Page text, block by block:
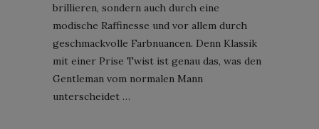
brillieren, sondern auch durch eine
modische Raffinesse und vor allem durch
geschmackvolle Farbnuancen. Denn Klassik
mit einer Prise Twist ist genau das, was den
Gentleman vom normalen Mann
unterscheidet …